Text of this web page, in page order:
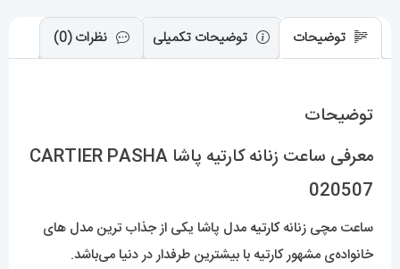
توضیحات توضیحات تکمیلی نظرات (0)
توضیحات
معرفی ساعت زنانه کارتیه پاشا CARTIER PASHA
020507
ساعت مچی زنانهکارتیه مدل پاشا یکی از جذاب ترین مدل های
خانواده‌ی مشهور کارتیه با بیشترین طرفدار در دنیا می‌باشد.